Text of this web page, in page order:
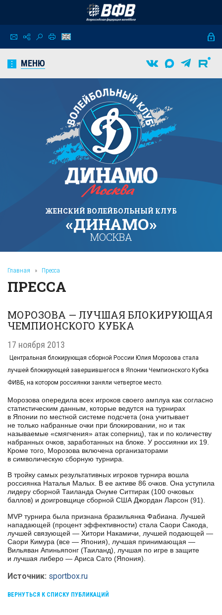
МЕНЮ
ЖЕНСКИЙ ВОЛЕЙБОЛЬНЫЙ КЛУБ
«ДИНАМО»
МОСКВА
Главная » Пресса
ПРЕССА
МОРОЗОВА — ЛУЧШАЯ БЛОКИРУЮЩАЯ
ЧЕМПИОНСКОГО КУБКА
17 ноября 2013
Центральная блокирующая сборной России Юлия Морозова стала
лучшей блокирующей завершившегося в Японии Чемпионского Кубка
ФИВБ, на котором россиянки заняли четвертое место.
Морозова опередила всех игроков своего амплуа как согласно
статистическим данным, которые ведутся на турнирах
в Японии по местной системе подсчета (она учитывает
не только набранные очки при блокировании, но и так
называемые «смягчения» атак соперниц), так и по количеству
набранных очков, заработанных на блоке. У россиянки их 19.
Кроме того, Морозова включена организаторами
в символическую сборную турнира.
В тройку самых результативных игроков турнира вошла
россиянка Наталья Малых. В ее активе 86 очков. Она уступила
лидеру сборной Таиланда Онуме Ситтирак (100 очковых
баллов) и доигровщице сборной США Джордан Ларсон (91).
MVP турнира была признана бразильянка Фабиана. Лучшей
нападающей (процент эффективности) стала Саори Сакода,
лучшей связующей — Хитори Накамичи, лучшей подающей —
Саори Кимура (все — Япония), лучшая принимающая —
Вильяван Апиньяпонг (Таиланд), лучшая по игре в защите
и лучшая либеро — Ариса Сато (Япония).
Источник: sportbox.ru
ВЕРНУТЬСЯ К СПИСКУ ПУБЛИКАЦИЙ